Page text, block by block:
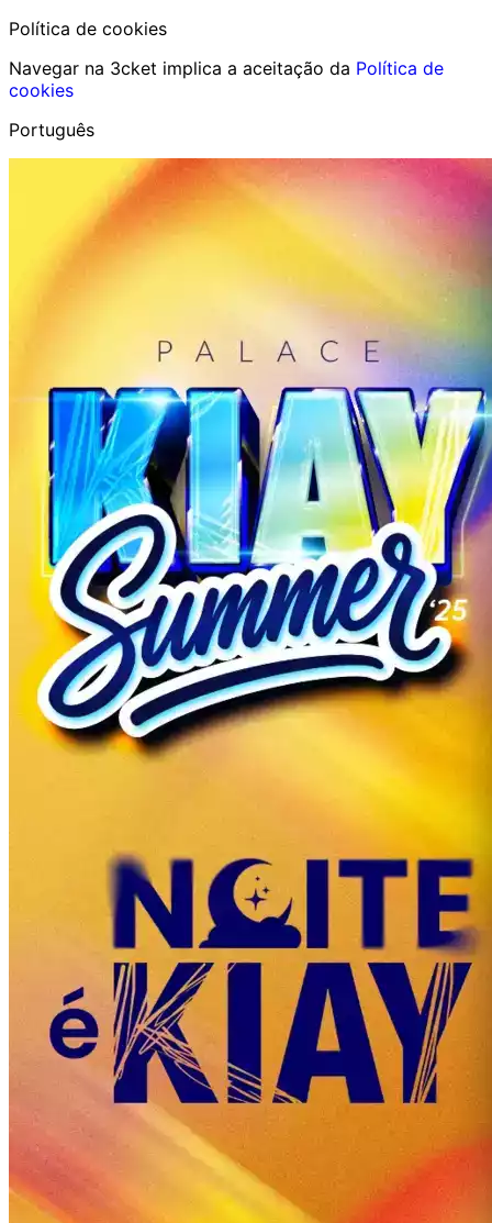
Política de cookies
Navegar na 3cket implica a aceitação da Política de
cookies
Português